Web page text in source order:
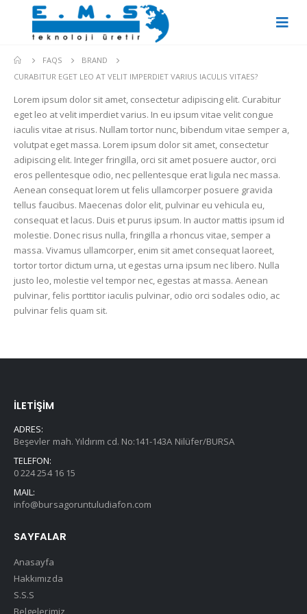
FAQS
BRAND
CURABITUR EGET LEO AT VELIT IMPERDIET VARIUS IACULIS VITAES?
Lorem ipsum dolor sit amet, consectetur adipiscing elit. Curabitur
eget leo at velit imperdiet varius. In eu ipsum vitae velit congue
iaculis vitae at risus. Nullam tortor nunc, bibendum vitae semper a,
volutpat eget massa. Lorem ipsum dolor sit amet, consectetur
adipiscing elit. Integer fringilla, orci sit amet posuere auctor, orci
eros pellentesque odio, nec pellentesque erat ligula nec massa.
Aenean consequat lorem ut felis ullamcorper posuere gravida
tellus faucibus. Maecenas dolor elit, pulvinar eu vehicula eu,
consequat et lacus. Duis et purus ipsum. In auctor mattis ipsum id
molestie. Donec risus nulla, fringilla a rhoncus vitae, semper a
massa. Vivamus ullamcorper, enim sit amet consequat laoreet,
tortor tortor dictum urna, ut egestas urna ipsum nec libero. Nulla
justo leo, molestie vel tempor nec, egestas at massa. Aenean
pulvinar, felis porttitor iaculis pulvinar, odio orci sodales odio, ac
pulvinar felis quam sit.
İLETİŞİM
ADRES:
Beşevler mah. Yıldırım cd. No:141-143A Nilüfer/BURSA
TELEFON:
0 224 254 16 15
MAIL:
info@bursagoruntuludiafon.com
SAYFALAR
Anasayfa
Hakkımızda
S.S.S
Belgelerimiz